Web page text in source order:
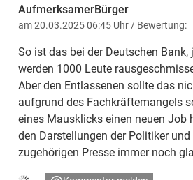
AufmerksamerBürger
am 20.03.2025 06:45 Uhr / Bewertung:
So ist das bei der Deutschen
werden 1000 Leute
Aber den Entlassenen sollte das
aufgrund des Fachkräftemangels
eines Mausklicks einen neuen Job
den Darstellungen der Politiker und
zugehörigen Presse immer noch